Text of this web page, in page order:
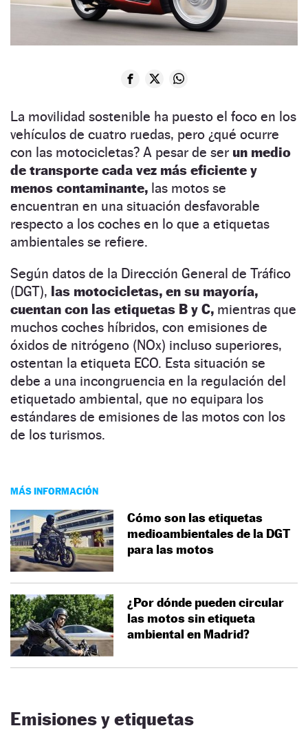
La movilidad sostenible ha puesto el foco en los
vehículos de cuatro ruedas, pero ¿qué ocurre
con las motocicletas? A pesar de ser un medio
de transporte cada vez más eficiente y
menos contaminante, las motos se
encuentran en una situación desfavorable
respecto a los coches en lo que a etiquetas
ambientales se refiere.
Según datos de la Dirección General de Tráfico
(DGT), las motocicletas, en su mayoría,
cuentan con las etiquetas B y C, mientras que
muchos coches híbridos, con emisiones de
óxidos de nitrógeno (NOx) incluso superiores,
ostentan la etiqueta ECO. Esta situación se
debe a una incongruencia en la regulación del
etiquetado ambiental, que no equipara los
estándares de emisiones de las motos con los
de los turismos.
MÁS INFORMACIÓN
Cómo son las etiquetas
medioambientales de la DGT
para las motos
¿Por dónde pueden circular
las motos sin etiqueta
ambiental en Madrid?
Emisiones y etiquetas